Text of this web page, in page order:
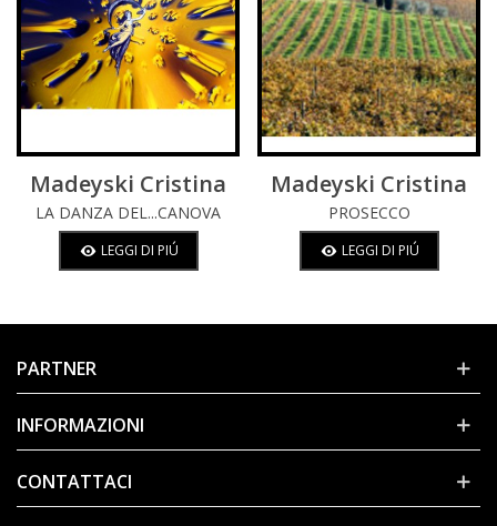
Madeyski Cristina
LA DANZA DEL...CANOVA
LEGGI DI PIÚ
Madeyski Cristina
PROSECCO
LEGGI DI PIÚ
PARTNER
INFORMAZIONI
CONTATTACI